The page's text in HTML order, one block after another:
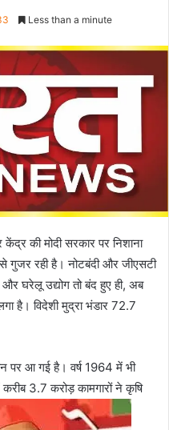
Less than a minute
की मोदी सरकार पर निशाना
गुजर रही है। नोटबंदी और जीएसटी
और घरेलू उद्योग तो बंद हुए ही, अब
है। विदेशी मुद्रा भंडार 72.7
पर आ गई है। वर्ष 1964 में भी
3.7 करोड़ कामगारों ने कृषि